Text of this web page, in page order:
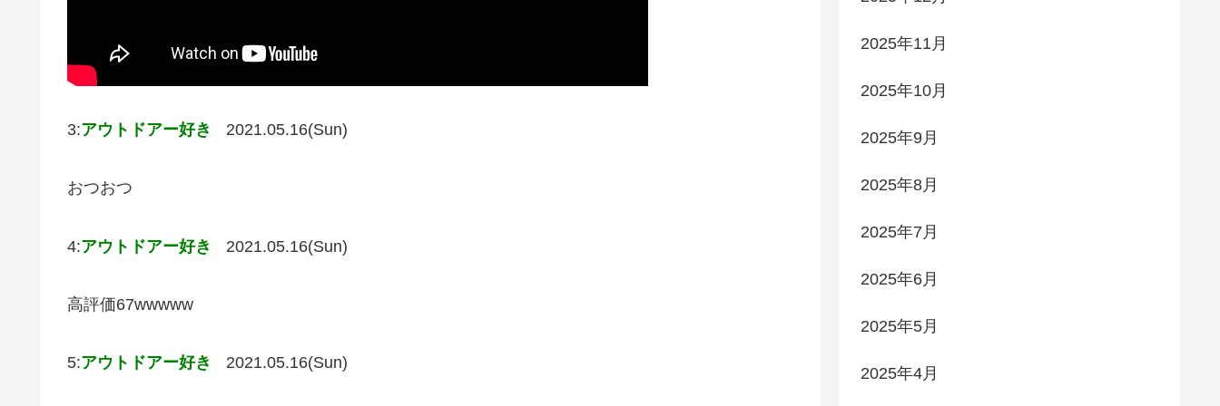
3:アウトドアー好き 2021.05.16(Sun)
おつおつ
4:アウトドアー好き 2021.05.16(Sun)
高評価67wwwww
5:アウトドアー好き 2021.05.16(Sun)
2025年11月
2025年10月
2025年9月
2025年8月
2025年7月
2025年6月
2025年5月
2025年4月